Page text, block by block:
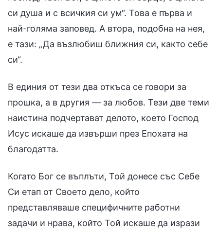
си душа и с всичкия си ум“. Това е първа и
най-голяма заповед. А втора, подобна на нея,
е тази: „Да възлюбиш ближния си, както себе
си“.
В единия от тези два откъса се говори за
прошка, а в другия — за любов. Тези две теми
наистина подчертават делото, което Господ
Исус искаше да извърши през Епохата на
благодатта.
Когато Бог се въплъти, Той донесе със Себе
Си етап от Своето дело, който
представляваше специфичните работни
задачи и нрава, който Той искаше да изрази